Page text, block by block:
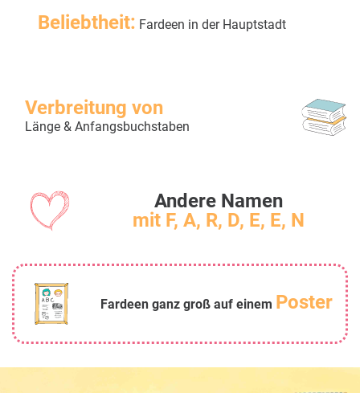
Beliebtheit: Fardeen in der Hauptstadt
Verbreitung von
Länge & Anfangsbuchstaben
Andere Namen
mit F, A, R, D, E, E, N
Fardeen ganz groß auf einem Poster